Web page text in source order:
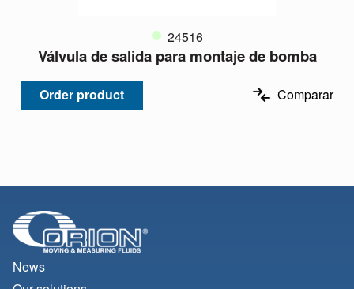
24516
Válvula de salida para montaje de bomba
Order product Comparar
News